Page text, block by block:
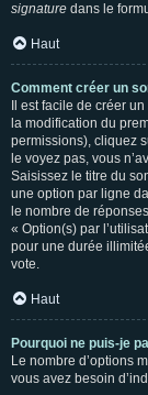
signature dans le
Haut
Comment créer un
Il est facile de créer
la modification du
permissions), cliquez
le voyez pas, vous
Saisissez le titre du
une option par ligne
le nombre de
« Option(s) par
pour une durée
vote.
Haut
Pourquoi ne puis-je
Le nombre d’options
vous avez besoin